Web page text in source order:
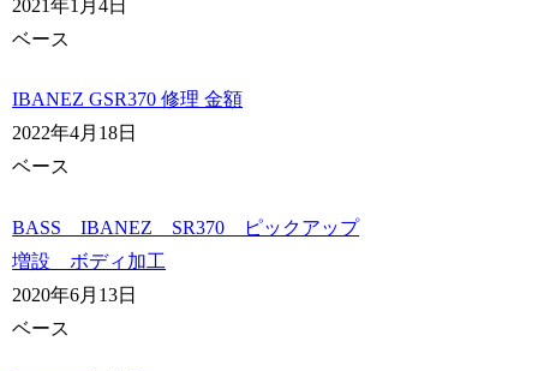
2021年1月4日
ベース
IBANEZ GSR370 修理 金額
2022年4月18日
ベース
BASS IBANEZ SR370 ピックアップ
増設 ボディ加工
2020年6月13日
ベース